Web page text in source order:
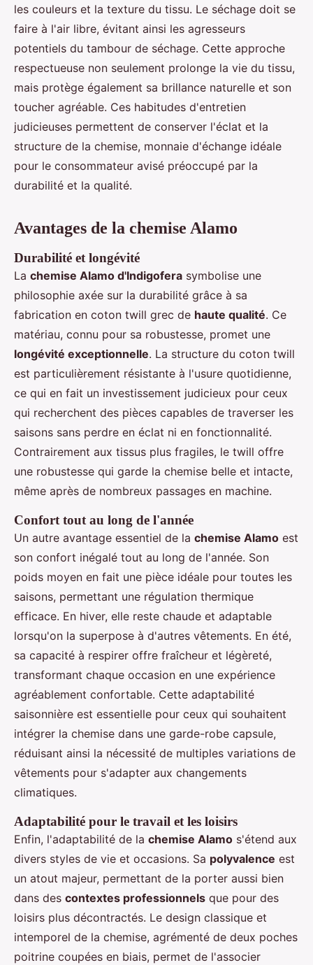
les couleurs et la texture du tissu. Le séchage doit se
faire à l'air libre, évitant ainsi les agresseurs
potentiels du tambour de séchage. Cette approche
respectueuse non seulement prolonge la vie du tissu,
mais protège également sa brillance naturelle et son
toucher agréable. Ces habitudes d'entretien
judicieuses permettent de conserver l'éclat et la
structure de la chemise, monnaie d'échange idéale
pour le consommateur avisé préoccupé par la
durabilité et la qualité.
Avantages de la chemise Alamo
Durabilité et longévité
La chemise Alamo d'Indigofera symbolise une
philosophie axée sur la durabilité grâce à sa
fabrication en coton twill grec de haute qualité. Ce
matériau, connu pour sa robustesse, promet une
longévité exceptionnelle. La structure du coton twill
est particulièrement résistante à l'usure quotidienne,
ce qui en fait un investissement judicieux pour ceux
qui recherchent des pièces capables de traverser les
saisons sans perdre en éclat ni en fonctionnalité.
Contrairement aux tissus plus fragiles, le twill offre
une robustesse qui garde la chemise belle et intacte,
même après de nombreux passages en machine.
Confort tout au long de l'année
Un autre avantage essentiel de la chemise Alamo est
son confort inégalé tout au long de l'année. Son
poids moyen en fait une pièce idéale pour toutes les
saisons, permettant une régulation thermique
efficace. En hiver, elle reste chaude et adaptable
lorsqu'on la superpose à d'autres vêtements. En été,
sa capacité à respirer offre fraîcheur et légèreté,
transformant chaque occasion en une expérience
agréablement confortable. Cette adaptabilité
saisonnière est essentielle pour ceux qui souhaitent
intégrer la chemise dans une garde-robe capsule,
réduisant ainsi la nécessité de multiples variations de
vêtements pour s'adapter aux changements
climatiques.
Adaptabilité pour le travail et les loisirs
Enfin, l'adaptabilité de la chemise Alamo s'étend aux
divers styles de vie et occasions. Sa polyvalence est
un atout majeur, permettant de la porter aussi bien
dans des contextes professionnels que pour des
loisirs plus décontractés. Le design classique et
intemporel de la chemise, agrémenté de deux poches
poitrine coupées en biais, permet de l'associer